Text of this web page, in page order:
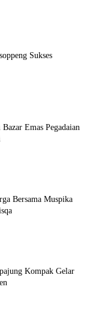
Sukses
Emas Pegadaian
Bersama Muspika
Kompak Gelar